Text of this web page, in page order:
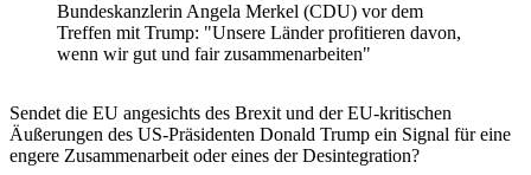
Bundeskanzlerin Angela Merkel (CDU) vor dem
Treffen mit Trump: "Unsere Länder profitieren davon,
wenn wir gut und fair zusammenarbeiten"
Sendet die EU angesichts des Brexit und der EU-kritischen
Äußerungen des US-Präsidenten Donald Trump ein Signal für eine
engere Zusammenarbeit oder eines der Desintegration?